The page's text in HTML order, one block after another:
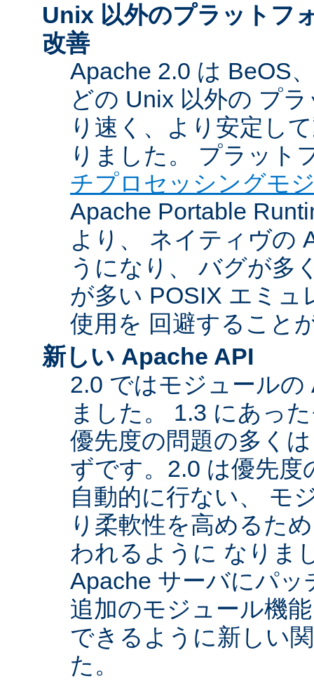
Unix 以外のプラットフ
改善
Apache 2.0 は BeOS
どの Unix 以外の プ
り速く、より安定し
りました。 プラット
チプロセッシングモ
Apache Portable
より、 ネイティヴの
うになり、 バグが多
が多い POSIX エミュ
使用を 回避すること
新しい Apache API
2.0 ではモジュール
ました。 1.3 にあっ
優先度の問題の多く
ずです。2.0 は優先
自動的に行ない、 モ
り柔軟性を高めるた
われるように なりま
Apache サーバにパ
追加のモジュール機
できるように新しい
た。